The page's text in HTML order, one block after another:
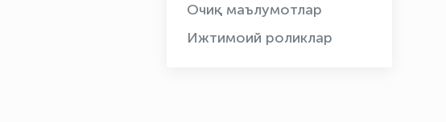
Очиқ маълумотлар
Ижтимоий роликлар
OLYMPCHIK AI - yordamchi